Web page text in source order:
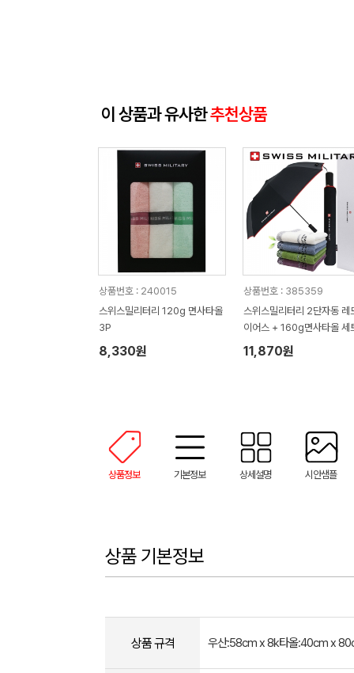
이 상품과 유사한추천상품
상품번호 : 240015
스위스밀리터리 120g 면사타올
3P
8,330원
상품번호 : 385359
스위스밀리터리 2단자동 레
이어스 + 160g면사타올 세
11,870원
상품정보 기본정보 상세설명 시안샘플
상품 기본정보
상품 규격 우산:58cm x 8k타올:40cm x